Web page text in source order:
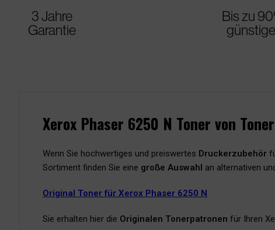
3 Jahre
Garantie
Bis zu
Xerox Phaser 6250 N Toner von
Wenn Sie hochwertiges und preiswertes Druckerzubehör
Sortiment finden Sie eine große Auswahl an alternativen
Original Toner für Xerox Phaser 6250 N
Sie erhalten hier die Originalen Tonerpatronen für Ihren